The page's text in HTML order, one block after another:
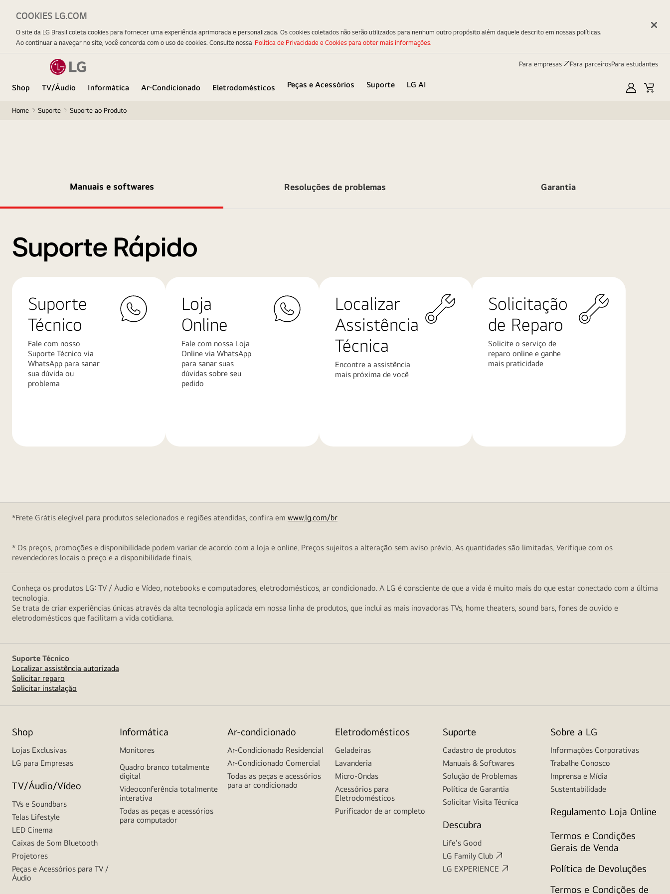
Para empresas Para parceirosPara estudantes
Shop TV/Áudio Informática Ar-Condicionado Eletrodomésticos Peças e Acessórios Suporte
LG AI
Minha
Home Suporte Suporte ao Produto
Manuais e softwares Resoluções de problemas Garantia
Suporte Rápido
Suporte
Técnico
Fale com nosso
Suporte Técnico via
WhatsApp para sanar
sua dúvida ou
problema
Loja
Online
Fale com nossa Loja
Online via WhatsApp
para sanar suas
dúvidas sobre seu
pedido
Localizar
Assistência
Técnica
Encontre a assistência
mais próxima de você
Solicitação
de Reparo
Solicite o serviço de
reparo online e ganhe
mais praticidade
*Frete Grátis elegível para produtos selecionados e regiões atendidas, confira em www.lg.com/br
* Os preços, promoções e disponibilidade podem variar de acordo com a loja e online. Preços sujeitos a alteração sem aviso prévio. As quantidades são limitadas. Verifique com os
revendedores locais o preço e a disponibilidade finais.
Conheça os produtos LG: TV / Áudio e Vídeo, notebooks e computadores, eletrodomésticos, ar condicionado. A LG é consciente de que a vida é muito mais do que estar conectado com a última
tecnologia.
Se trata de criar experiências únicas através da alta tecnologia aplicada em nossa linha de produtos, que inclui as mais inovadoras TVs, home theaters, sound bars, fones de ouvido e
eletrodomésticos que facilitam a vida cotidiana.
Suporte Técnico
Localizar assistência autorizada
Solicitar reparo
Solicitar instalação
Shop
Lojas Exclusivas
LG para Empresas
TV/Áudio/Vídeo
TVs e Soundbars
Telas Lifestyle
LED Cinema
Caixas de Som Bluetooth
Projetores
Peças e Acessórios para TV /
Áudio
Informática
Monitores
Quadro branco totalmente
digital
Videoconferência totalmente
interativa
Todas as peças e acessórios
para computador
Ar-condicionado
Ar-Condicionado Residencial
Ar-Condicionado Comercial
Todas as peças e acessórios
para ar condicionado
Eletrodomésticos
Geladeiras
Lavanderia
Micro-Ondas
Acessórios para
Eletrodomésticos
Purificador de ar completo
Suporte
Cadastro de produtos
Manuais & Softwares
Solução de Problemas
Política de Garantia
Solicitar Visita Técnica
Descubra
Life's Good
LG Family Club
LG EXPERIENCE
Sobre a LG
Informações Corporativas
Trabalhe Conosco
Imprensa e Mídia
Sustentabilidade
Regulamento Loja Online
Termos e Condições
Gerais de Venda
Política de Devoluções
Termos e Condições de
COOKIES LG.COM
O site da LG Brasil coleta cookies para fornecer uma experiência aprimorada e personalizada. Os cookies coletados não serão utilizados para nenhum outro propósito além daquele descrito em nossas políticas.
Ao continuar a navegar no site, você concorda com o uso de cookies. Consulte nossa Política de Privacidade e Cookies para obter mais informações.